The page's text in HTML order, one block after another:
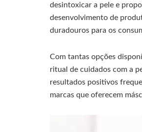
desintoxicar a pele e
desenvolvimento de
duradouros para os
Com tantas opções
ritual de cuidados com a
resultados positivos
marcas que oferecem